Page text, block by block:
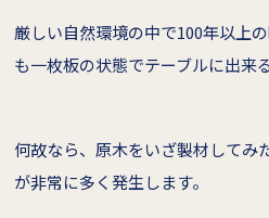
厳しい自然環境の中で100年以上
も一枚板の状態でテーブルに出来
何故なら、原木をいざ製材してみ
が非常に多く発生します。